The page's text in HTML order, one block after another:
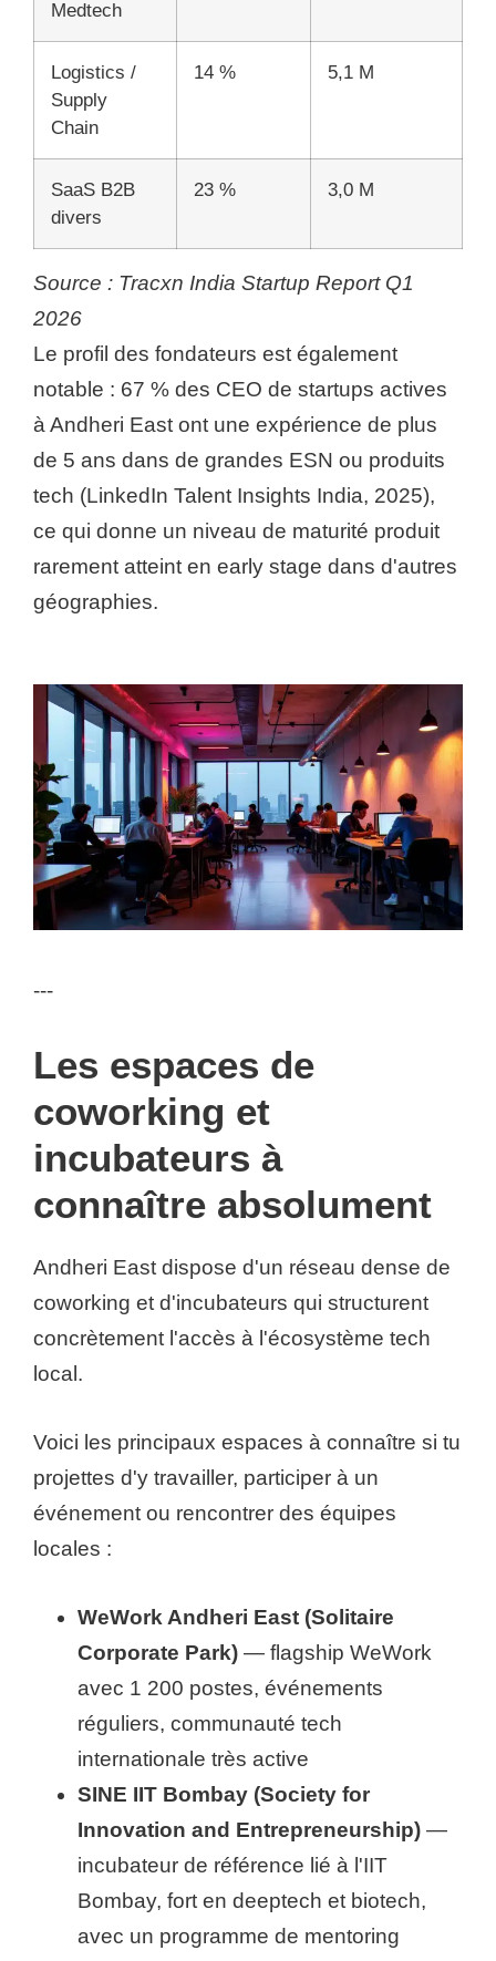
Medtech
Logistics /
Supply
Chain
14 % 5,1 M
SaaS B2B
divers
23 % 3,0 M
Source : Tracxn India Startup Report Q1
2026
Le profil des fondateurs est également
notable : 67 % des CEO de startups actives
à Andheri East ont une expérience de plus
de 5 ans dans de grandes ESN ou produits
tech (LinkedIn Talent Insights India, 2025),
ce qui donne un niveau de maturité produit
rarement atteint en early stage dans d'autres
géographies.
---
Les espaces de
coworking et
incubateurs à
connaître absolument
Andheri East dispose d'un réseau dense de
coworking et d'incubateurs qui structurent
concrètement l'accès à l'écosystème tech
local.
Voici les principaux espaces à connaître si tu
projettes d'y travailler, participer à un
événement ou rencontrer des équipes
locales :
WeWork Andheri East (Solitaire
Corporate Park) — flagship WeWork
avec 1 200 postes, événements
réguliers, communauté tech
internationale très active
SINE IIT Bombay (Society for
Innovation and Entrepreneurship) —
incubateur de référence lié à l'IIT
Bombay, fort en deeptech et biotech,
avec un programme de mentoring